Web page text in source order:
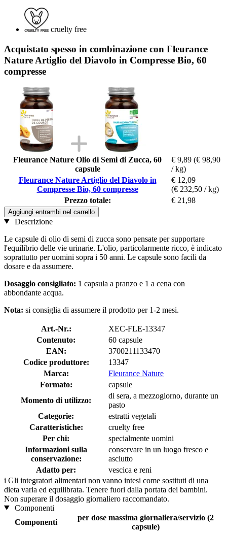
cruelty free
Acquistato spesso in combinazione con Fleurance
Nature Artiglio del Diavolo in Compresse Bio, 60
compresse
Fleurance Nature Olio di Semi di Zucca, 60
capsule
€ 9,89 (€ 98,90
/ kg)
Fleurance Nature Artiglio del Diavolo in
Compresse Bio, 60 compresse
€ 12,09
(€ 232,50 / kg)
Prezzo totale:
€ 21,98
Aggiungi entrambi nel carrello
Descrizione
Le capsule di olio di semi di zucca sono pensate per supportare
l'equilibrio delle vie urinarie. L'olio, particolarmente ricco, è indicato
soprattutto per uomini sopra i 50 anni. Le capsule sono facili da
dosare e da assumere.
Dosaggio consigliato: 1 capsula a pranzo e 1 a cena con
abbondante acqua.
Nota: si consiglia di assumere il prodotto per 1-2 mesi.
Art.-Nr.:
XEC-FLE-13347
Contenuto:
60 capsule
EAN:
3700211133470
Codice produttore:
13347
Marca:
Fleurance Nature
Formato:
capsule
Momento di utilizzo:
di sera, a mezzogiorno, durante un
pasto
Categorie:
estratti vegetali
Caratteristiche:
cruelty free
Per chi:
specialmente uomini
Informazioni sulla
conservazione:
conservare in un luogo fresco e
asciutto
Adatto per:
vescica e reni
i Gli integratori alimentari non vanno intesi come sostituti di una
dieta varia ed equilibrata. Tenere fuori dalla portata dei bambini.
Non superare il dosaggio giornaliero raccomandato.
Componenti
Componenti
per dose massima giornaliera/servizio (2
capsule)